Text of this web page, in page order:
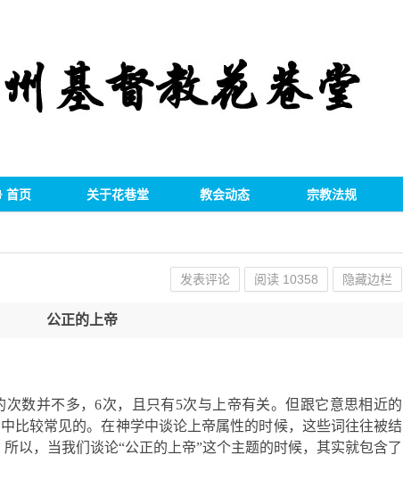
首页 关于花巷堂 教会动态 宗教法规
公正的上帝
次数并不多，6次，且只有5次与上帝有关。但跟它意思相近的
比较常见的。在神学中谈论上帝属性的时候，这些词往往被结
以，当我们谈论“公正的上帝”这个主题的时候，其实就包含了
发表评论 阅读 10358 隐藏边栏